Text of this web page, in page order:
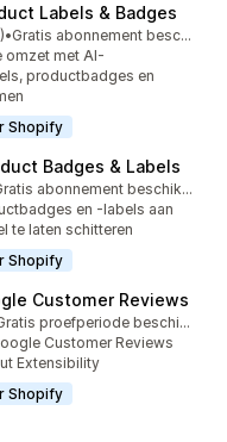
Labels & Badges
in totaal
•
Gratis abonnement beschikbaar
omzet met AI-
productbadges en
Shopify
Badges & Labels
in totaal
Gratis abonnement beschikbaar
en -labels aan
te laten schitteren
Shopify
Customer Reviews
in totaal
Gratis proefperiode beschikbaar
Customer Reviews
Extensibility
Shopify